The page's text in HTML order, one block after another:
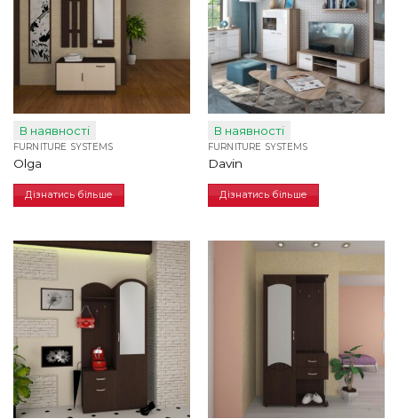
В наявності
FURNITURE SYSTEMS
Olga
Дізнатись більше
В наявності
FURNITURE SYSTEMS
Davin
Дізнатись більше